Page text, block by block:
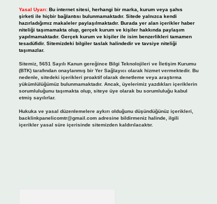
Yasal Uyarı: Bu internet sitesi, herhangi bir marka, kurum veya şahıs
şirketi ile hiçbir bağlantısı bulunmamaktadır. Sitede yalnızca kendi
hazırladığımız makaleler paylaşılmaktadır. Burada yer alan içerikler haber
niteliği taşımamakta olup, gerçek kurum ve kişiler hakkında paylaşım
yapılmamaktadır. Gerçek kurum ve kişiler ile isim benzerlikleri tamamen
tesadüfidir. Sitemizdeki bilgiler taslak halindedir ve tavsiye niteliği
taşımazlar.
Sitemiz, 5651 Sayılı Kanun gereğince Bilgi Teknolojileri ve İletişim Kurumu
(BTK) tarafından onaylanmış bir Yer Sağlayıcı olarak hizmet vermektedir. Bu
nedenle, sitedeki içerikleri proaktif olarak denetleme veya araştırma
yükümlülüğümüz bulunmamaktadır. Ancak, üyelerimiz yazdıkları içeriklerin
sorumluluğunu taşımakta olup, siteye üye olarak bu sorumluluğu kabul
etmiş sayılırlar.
Hukuka ve yasal düzenlemelere aykırı olduğunu düşündüğünüz içerikleri,
backlinkpanelicomtr@gmail.comadresine bildirmeniz halinde, ilgili
içerikler yasal süre içerisinde sitemizden kaldırılacaktır.